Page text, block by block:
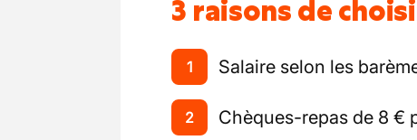
3 raisons de
1 Salaire selon les
2 Chèques-repas de 8 €